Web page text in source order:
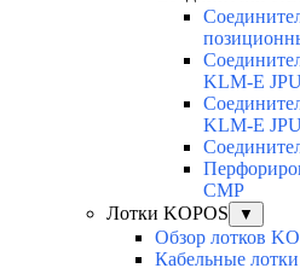
KLM-E
KLM-E JPU
CMP
Лотки KOPOS
▼
Обзор лотков
Кабельные